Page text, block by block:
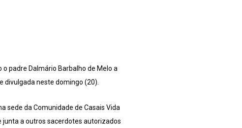
padre Dalmário Barbalho de Melo a
divulgada neste domingo (20).
sede da Comunidade de Casais Vida
junta a outros sacerdotes autorizados